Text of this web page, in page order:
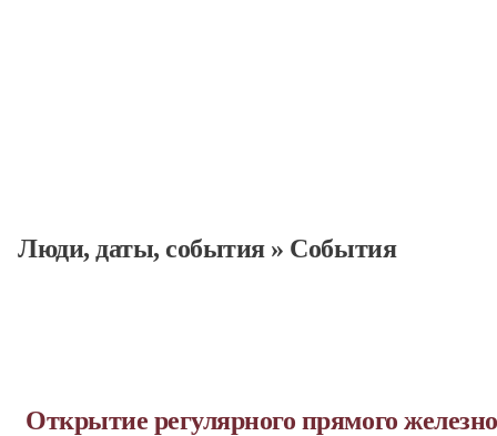
Люди, даты, cобытия» События
Открытие регулярного прямого